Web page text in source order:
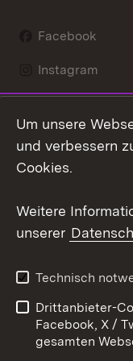
Facebook
Instagram
Mastodon
Youtube
Kontakt
Barrierefreiheit
Impressum
Um unsere
und verbessern
Cookies.
Weitere
unserer
Technisch
Drittanbieter-
Facebook, X /
gesamten